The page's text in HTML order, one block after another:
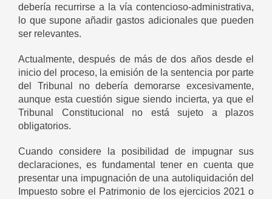
debería recurrirse a la vía contencioso-administrativa,
lo que supone añadir gastos adicionales que pueden
ser relevantes.
Actualmente, después de más de dos años desde el
inicio del proceso, la emisión de la sentencia por parte
del Tribunal no debería demorarse excesivamente,
aunque esta cuestión sigue siendo incierta, ya que el
Tribunal Constitucional no está sujeto a plazos
obligatorios.
Cuando considere la posibilidad de impugnar sus
declaraciones, es fundamental tener en cuenta que
presentar una impugnación de una autoliquidación del
Impuesto sobre el Patrimonio de los ejercicios 2021 o